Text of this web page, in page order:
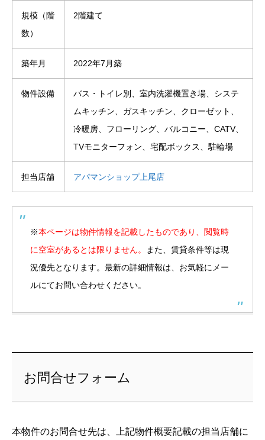
規模（階
数）
2階建て
築年月 2022年7月築
物件設備
バス・トイレ別、室内洗濯機置き場、システ
ムキッチン、ガスキッチン、クローゼット、
冷暖房、フローリング、バルコニー、CATV、
TVモニターフォン、宅配ボックス、駐輪場
担当店舗 アパマンショップ上尾店
※本ページは物件情報を記載したものであり、閲覧時
に空室があるとは限りません。
また、賃貸条件等は現
況優先となります。最新の詳細情報は、お気軽にメー
ルにてお問い合わせください。
お問合せフォーム
本物件のお問合せ先は、上記物件概要記載の担当店舗に